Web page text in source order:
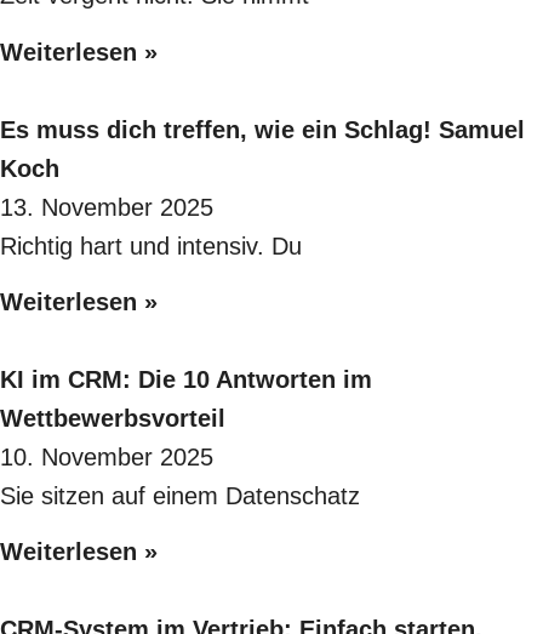
Weiterlesen »
Es muss dich treffen, wie ein Schlag! Samuel
Koch
13. November 2025
Richtig hart und intensiv. Du
Weiterlesen »
KI im CRM: Die 10 Antworten im
Wettbewerbsvorteil
10. November 2025
Sie sitzen auf einem Datenschatz
Weiterlesen »